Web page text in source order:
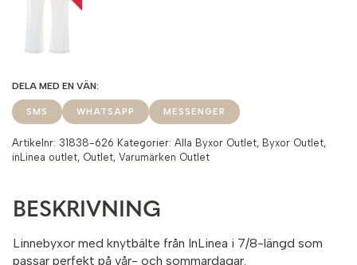
SMS WHATSAPP MESSENGER
Artikelnr: 31838-626 Kategorier: Alla Byxor Outlet, Byxor Outlet,
inLinea outlet, Outlet, Varumärken Outlet
BESKRIVNING
Linnebyxor med knytbälte från InLinea i 7/8-längd som
passar perfekt på vår- och sommardagar.